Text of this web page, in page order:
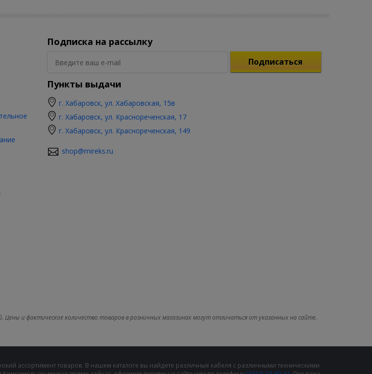
Подписка на рассылку
Подписаться
Пункты выдачи
г. Хабаровск, ул. Хабаровская, 15в
г. Хабаровск, ул. Краснореченская, 17
г. Хабаровск, ул. Краснореченская, 149
shop@mireks.ru
и фактическое количество товаров в розничных магазинах могут отличаться от указанных на сайте.
ассортимент товаров. В нашем каталоге вы найдете различные кабеля с различными техническими